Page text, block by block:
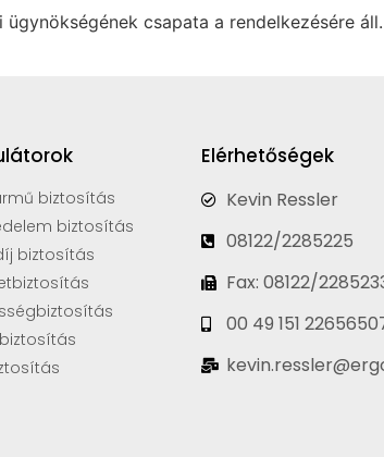
csapata a rendelkezésére
biztosítás
biztosítás
biztosítás
Elérhetőségek
Kevin Ressler
08122/2285225
Fax: 08122/
00 49 151